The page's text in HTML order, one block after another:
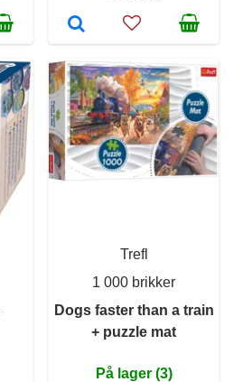
Trefl
1 000 brikker
Dogs faster than a train
+ puzzle mat
På lager (3)